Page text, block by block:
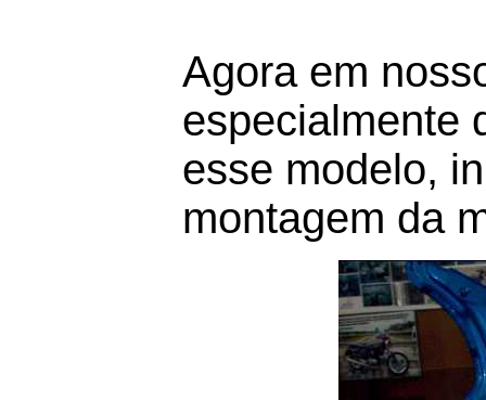
Agora em
especialmente
esse modelo,
montagem da